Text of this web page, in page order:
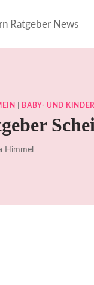
BABY- UND
Himmel